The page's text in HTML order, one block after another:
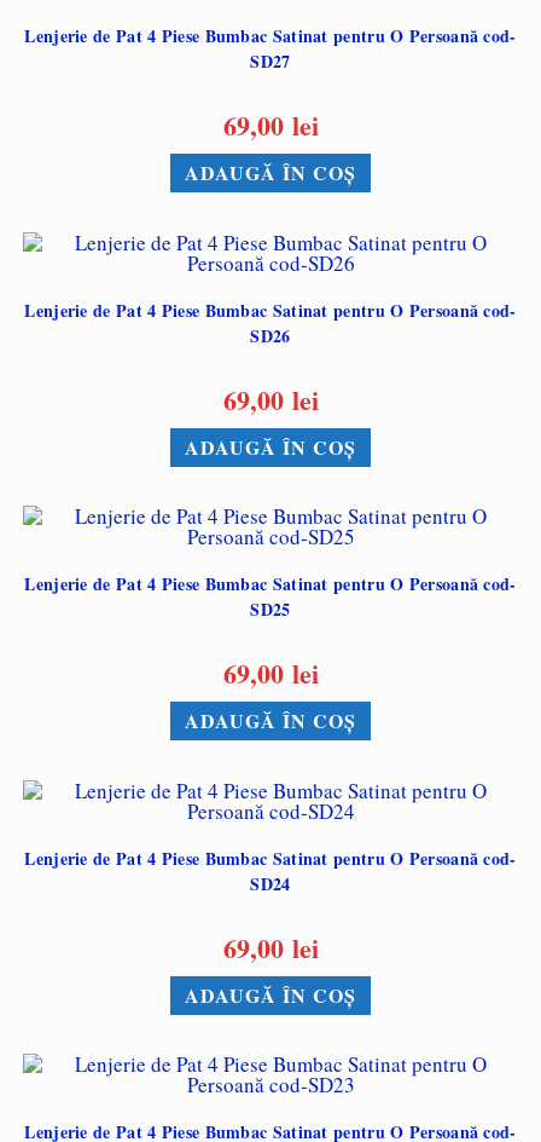
Lenjerie de Pat 4 Piese Bumbac Satinat pentru O Persoană cod-
SD27
69,00 lei
ADAUGĂ ÎN COȘ
Lenjerie de Pat 4 Piese Bumbac Satinat pentru O Persoană cod-
SD26
69,00 lei
ADAUGĂ ÎN COȘ
Lenjerie de Pat 4 Piese Bumbac Satinat pentru O Persoană cod-
SD25
69,00 lei
ADAUGĂ ÎN COȘ
Lenjerie de Pat 4 Piese Bumbac Satinat pentru O Persoană cod-
SD24
69,00 lei
ADAUGĂ ÎN COȘ
Lenjerie de Pat 4 Piese Bumbac Satinat pentru O Persoană cod-